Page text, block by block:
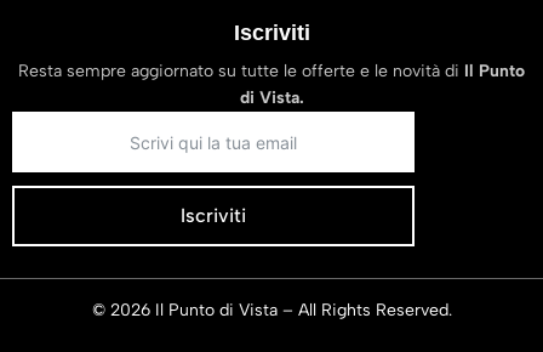
Iscriviti
Resta sempre aggiornato su tutte le offerte e le novità di Il Punto
di Vista.
Iscriviti
© 2026 Il Punto di Vista – All Rights Reserved.